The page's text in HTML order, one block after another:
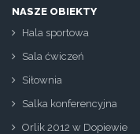
NASZE OBIEKTY
Hala sportowa
Sala ćwiczeń
Siłownia
Salka konferencyjna
Orlik 2012 w Dopiewie